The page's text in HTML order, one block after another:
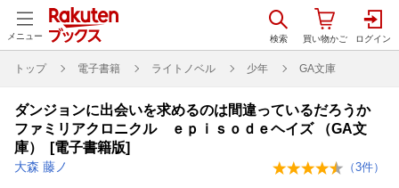
メニュー
トップ 電子書籍 ライトノベル 少年 GA文庫
ダンジョンに出会いを求めるのは間違っているだろうか
ファミリアクロニクル ｅｐｉｓｏｄｅヘイズ （GA文
庫） [電子書籍版]
大森 藤ノ （3件）